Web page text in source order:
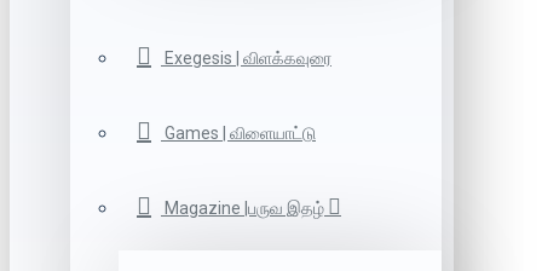
Exegesis | விளக்கவுரை
Games | விளையாட்டு
Magazine |பருவ இதழ்